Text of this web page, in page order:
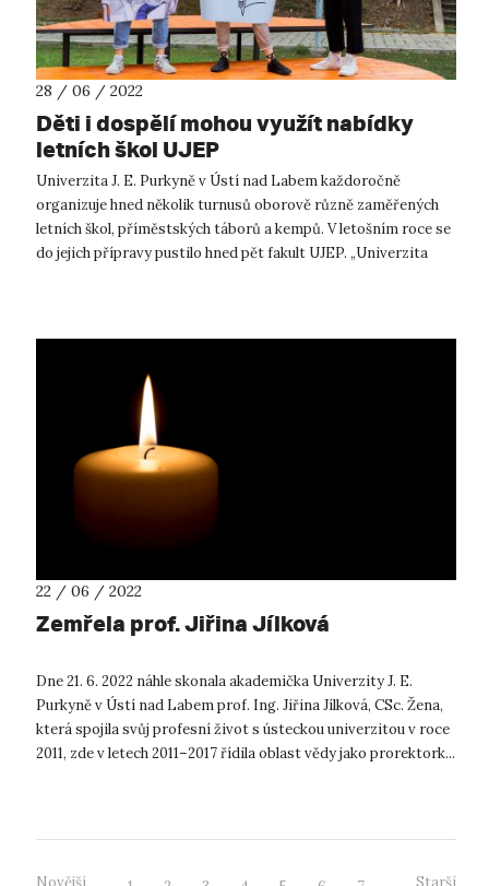
28 / 06 / 2022
Děti i dospělí mohou využít nabídky
letních škol UJEP
Univerzita J. E. Purkyně v Ústí nad Labem každoročně
organizuje hned několik turnusů oborově různě zaměřených
letních škol, příměstských táborů a kempů. V letošním roce se
do jejich přípravy pustilo hned pět fakult UJEP. „Univerzita
22 / 06 / 2022
Zemřela prof. Jiřina Jílková
Dne 21. 6. 2022 náhle skonala akademička Univerzity J. E.
Purkyně v Ústí nad Labem prof. Ing. Jiřina Jílková, CSc. Žena,
která spojila svůj profesní život s ústeckou univerzitou v roce
2011, zde v letech 2011–2017 řídila oblast vědy jako prorektork...